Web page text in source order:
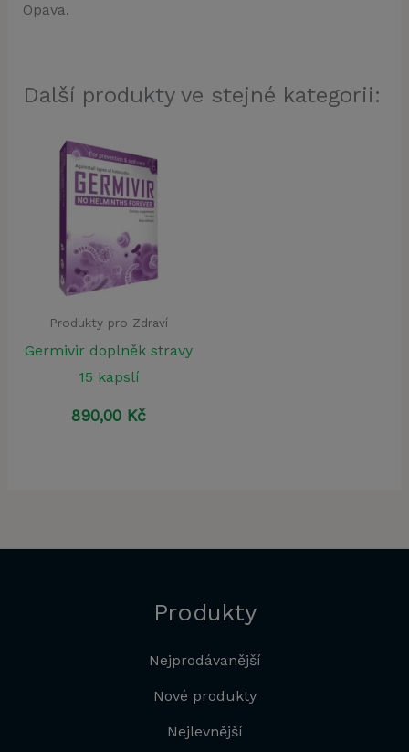
Opava.
Další produkty ve stejné kategorii:
Produkty pro Zdraví
Germivir doplněk stravy
15 kapslí
890,00 Kč
Produkty
Nejprodávanější
Nové produkty
Nejlevnější